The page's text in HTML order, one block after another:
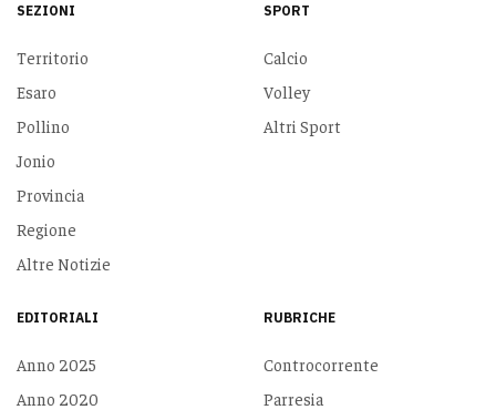
SEZIONI
Territorio
Esaro
Pollino
Jonio
Provincia
Regione
Altre Notizie
SPORT
Calcio
Volley
Altri Sport
EDITORIALI
Anno 2025
Anno 2020
RUBRICHE
Controcorrente
Parresia